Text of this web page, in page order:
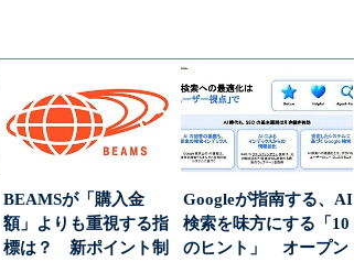
BEAMSが「購入金
額」よりも重視する指
標は？ 新ポイント制
Googleが指南する、AI
検索を味方にする「10
のヒント」 オープン